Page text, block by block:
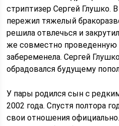
стриптизер Сергей Глушко.
пережил тяжелый
решила отвлечься и
же совместно проведенную
забеременела. Сергей
обрадовался будущему
У пары родился сын с
2002 года. Спустя полтора
свои отношения